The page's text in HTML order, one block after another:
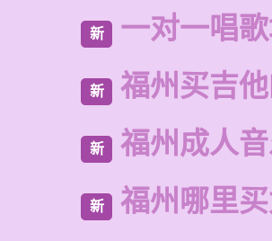
新 一对一唱
新 福州买吉
新 福州成人
新 福州哪里